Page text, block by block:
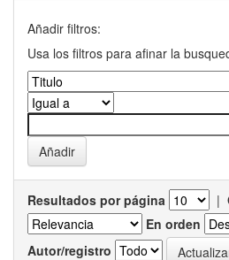
Añadir filtros:
Usa los filtros para afinar la
Resultados por página |
En orden
Autor/registro